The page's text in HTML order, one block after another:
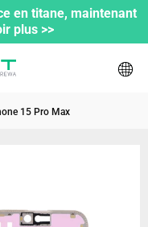
en titane, maintenant
plus >>
15 Pro Max